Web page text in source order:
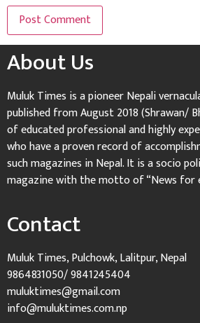
About Us
Muluk Times is a pioneer Nepali
published from August 2018 (Shrawan/
of educated professional and highly
who have a proven record of
such magazines in Nepal. It is a socio
magazine with the motto of “News for
Contact
Muluk Times, Pulchowk, Lalitpur, Nepal
9864831050/ 9841245404
muluktimes@gmail.com
info@muluktimes.com.np